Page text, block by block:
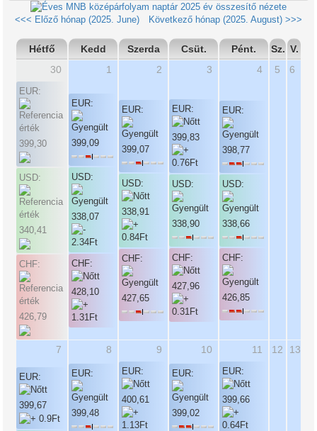
2025 év összesítő nézete
<<< Előző hónap (2025. June)
Következő hónap (2025. August) >>>
Hétfő Kedd Szerda Csüt. Pént. Sz. V.
30
EUR:
399,30
USD:
340,41
CHF:
426,79
1
EUR:
399,09
USD:
338,07
CHF:
428,10
2
EUR:
399,07
USD:
338,91
CHF:
427,65
3
EUR:
399,83
USD:
338,90
CHF:
427,96
4
EUR:
398,77
USD:
338,66
CHF:
426,85
5 6
7
EUR:
399,67
8
EUR:
399,48
9
EUR:
400,61
10
EUR:
399,02
11
EUR:
399,66
12 13